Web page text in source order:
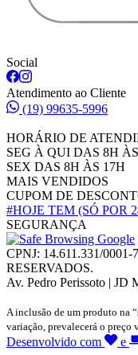
Social
Atendimento ao Cliente
(19) 99635-5996
HORÁRIO DE
SEG À QUI DAS 8H
SEX DAS 8H ÀS 17H
MAIS VENDIDOS
CUPOM DE
#HOJE TEM (SÓ POR
SEGURANÇA
CPNJ: 14.611.331/
RESERVADOS.
Av. Pedro Perissoto | JD
A inclusão de um produto na
variação, prevalecerá o preço
Desenvolvido com e